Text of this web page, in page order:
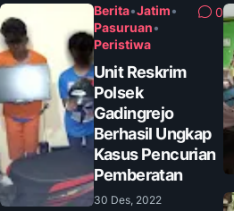
Berita•Jatim•
Pasuruan•
Peristiwa
0
Unit Reskrim
Polsek
Gadingrejo
Berhasil Ungkap
Kasus Pencurian
Pemberatan
30 Des, 2022